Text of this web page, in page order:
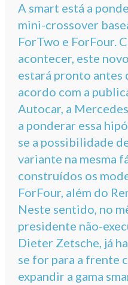
A smart está a
mini-crossover
ForTwo e ForFour.
acontecer, este
estará pronto antes
acordo com a
Autocar, a
a ponderar essa
se a possibilidade
variante na mesma
construídos os
ForFour, além do
Neste sentido, no
presidente não-
Dieter Zetsche, já
se for para a frente
expandir a gama